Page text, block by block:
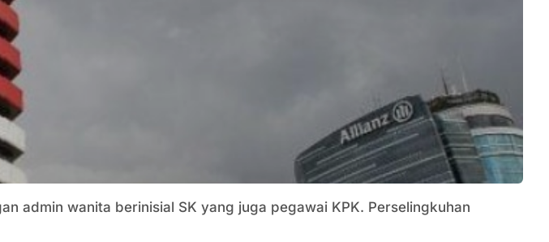
admin wanita berinisial SK yang juga pegawai KPK. Perselingkuhan